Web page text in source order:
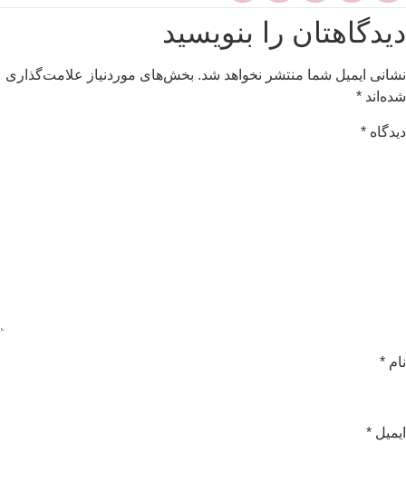
را بنویسید
ایمیل شما منتشر نخواهد شد. بخش‌های موردنیاز علامت‌گذاری
*
*
*
*